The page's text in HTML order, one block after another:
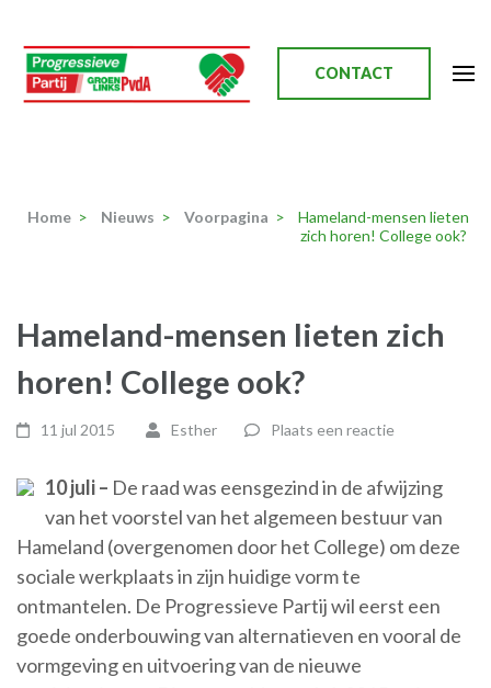
naar
inhoud
(Druk
CONTACT
Home > Nieuws > Voorpagina >
Hameland-mensen lieten
zich horen! College ook?
Hameland-mensen lieten zich
horen! College ook?
11 jul 2015 Esther Plaats een reactie
10 juli – De raad was eensgezind in de afwijzing
van het voorstel van het algemeen bestuur van
Hameland (overgenomen door het College) om deze
sociale werkplaats in zijn huidige vorm te
ontmantelen. De Progressieve Partij wil eerst een
goede onderbouwing van alternatieven en vooral de
vormgeving en uitvoering van de nieuwe